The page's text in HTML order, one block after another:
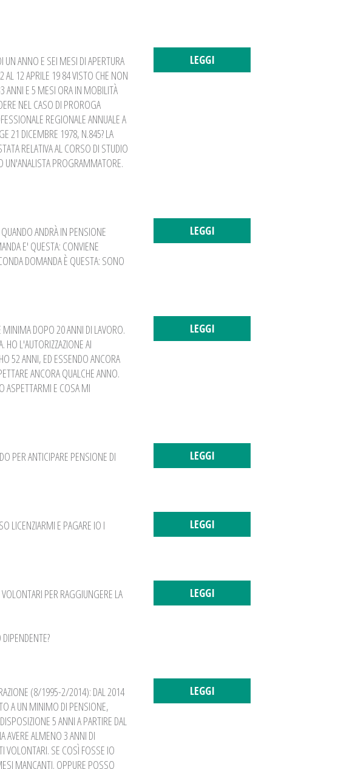
UN ANNO E SEI MESI DI APERTURA
AL 12 APRILE 19 84 VISTO CHE NON
ANNI E 5 MESI ORA IN MOBILITÀ
NEL CASO DI PROROGA
REGIONALE ANNUALE A
21 DICEMBRE 1978, N.845? LA
RELATIVA AL CORSO DI STUDIO
UN'ANALISTA PROGRAMMATORE.
LEGGI
ANDRÀ IN PENSIONE
E' QUESTA: CONVIENE
DOMANDA È QUESTA: SONO
LEGGI
MINIMA DOPO 20 ANNI DI LAVORO.
L'AUTORIZZAZIONE AI
52 ANNI, ED ESSENDO ANCORA
ANCORA QUALCHE ANNO.
ASPETTARMI E COSA MI
LEGGI
PER ANTICIPARE PENSIONE DI
LEGGI
LICENZIARMI E PAGARE IO I
LEGGI
PER RAGGIUNGERE LA
LEGGI
(8/1995-2/2014): DAL 2014
A UN MINIMO DI PENSIONE,
5 ANNI A PARTIRE DAL
AVERE ALMENO 3 ANNI DI
VOLONTARI. SE COSÌ FOSSE IO
MANCANTI. OPPURE POSSO
LEGGI